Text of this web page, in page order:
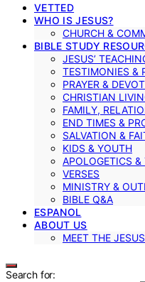
VETTED
WHO IS JESUS?
CHURCH &
BIBLE STUDY
JESUS’
TESTIMONIES &
PRAYER &
CHRISTIAN
FAMILY,
END TIMES &
SALVATION &
KIDS & YOUTH
APOLOGETICS
VERSES
MINISTRY &
BIBLE Q&A
ESPANOL
ABOUT US
MEET THE
Search for: